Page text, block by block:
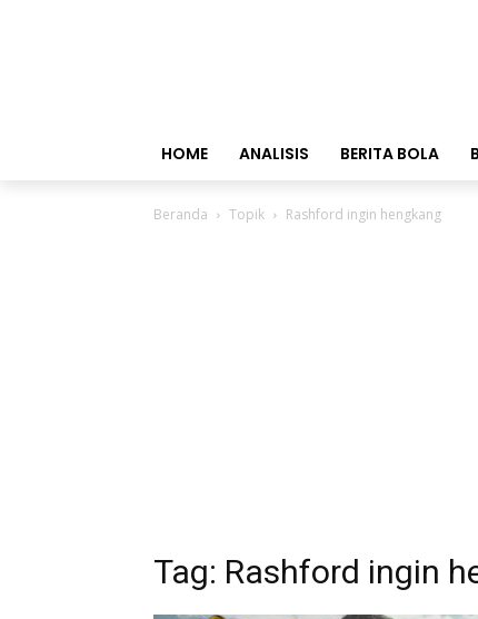
HOME ANALISIS BERITA BOLA
Beranda Topik Rashford ingin hengkang
Tag: Rashford ingin